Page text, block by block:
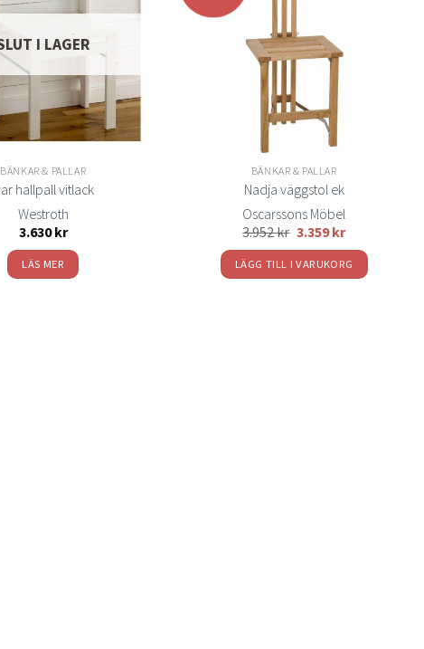
I LAGER
BÄNKAR & PALLAR
hallpall vitlack
Westroth
3.630kr
LÄS MER
BÄNKAR & PALLAR
Nadja väggstol ek
Oscarssons Möbel
3.952kr 3.359kr
LÄGG TILL I VARUKORG